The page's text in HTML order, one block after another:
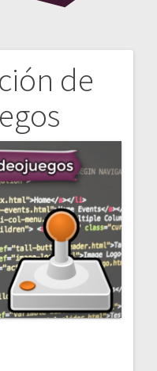
de